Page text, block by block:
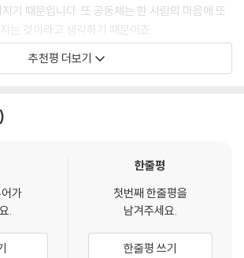
기 때문입니다. 또 공동체는 한 사람의 마음에 또
는 것이라고 생각하기 때문이죠.
을수록 좋을 거라는 생각에 우리의 삶은 복잡하고,
요. 필요 없는 것은 쏙 빼내야 해요. 우리에게 꼭 필
. 나는 오늘도 아름다운 뺄셈을 기다립니다.
추천평 더보기
가
.
한줄평
첫번째 한줄평을
남겨주세요.
한줄평 쓰기